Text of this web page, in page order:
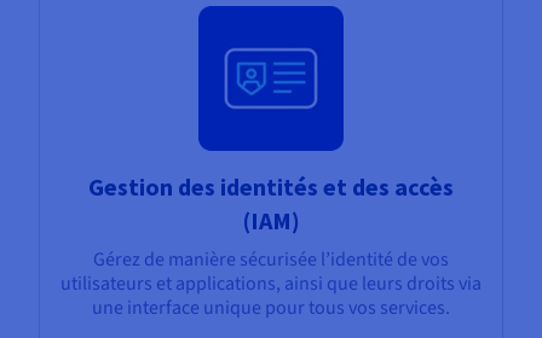
Gestion des identités et des accès
(IAM)
Gérez de manière sécurisée l’identité de vos
utilisateurs et applications, ainsi que leurs droits via
une interface unique pour tous vos services.